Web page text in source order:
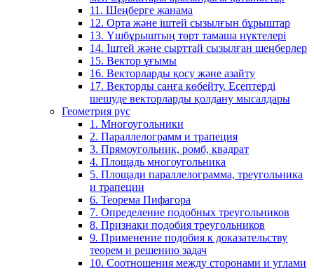
11. Шеңберге жанама
12. Орта және іштей сызылғын бұрыштар
13. Үшбұрыштың төрт тамаша нүктелері
14. Іштей және сырттай сызылған шеңберлер
15. Вектор ұғымы
16. Векторларды қосу және азайту
17. Векторды санға көбейту. Есептерді
шешуде векторларды қолдану мысалдары
Геометрия рус
1. Многоугольники
2. Параллелограмм и трапеция
3. Прямоугольник, ромб, квадрат
4. Площадь многоугольника
5. Площади параллелограмма, треугольника
и трапеции
6. Теорема Пифагора
7. Определение подобных треугольников
8. Признаки подобия треугольников
9. Применение подобия к доказательству
теорем и решению задач
10. Соотношения между сторонами и углами